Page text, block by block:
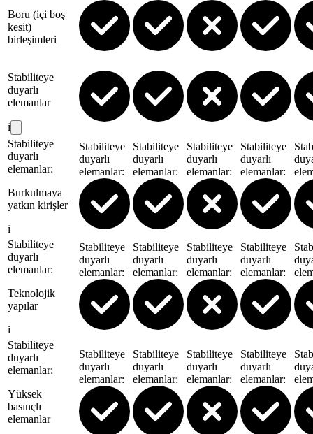
Boru (içi boş
kesit)
birleşimleri
Stabiliteye
duyarlı
elemanlar
i
Stabiliteye
duyarlı
elemanlar:
Burkulmaya
yatkın kirişler
i
Stabiliteye
duyarlı
elemanlar:
Stabiliteye
duyarlı
elemanlar:
Stabiliteye
duyarlı
elemanlar:
Stabiliteye
duyarlı
elemanlar:
Stabiliteye
duyarlı
elemanlar:
Teknolojik
yapılar
i
Stabiliteye
duyarlı
elemanlar:
Stabiliteye
duyarlı
elemanlar:
Stabiliteye
duyarlı
elemanlar:
Stabiliteye
duyarlı
elemanlar:
Stabiliteye
duyarlı
elemanlar:
Yüksek
basınçlı
elemanlar
Stabiliteye
duyarlı
elemanlar:
Stabiliteye
duyarlı
elemanlar:
Stabiliteye
duyarlı
elemanlar:
Stabiliteye
duyarlı
elemanlar: